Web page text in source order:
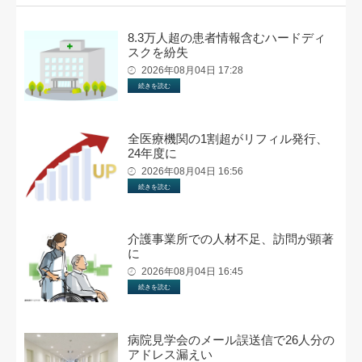
8.3万人超の患者情報含むハードディ
スクを紛失
2026年08月04日 17:28
続きを読む
全医療機関の1割超がリフィル発行、
24年度に
2026年08月04日 16:56
続きを読む
介護事業所での人材不足、訪問が顕著
に
2026年08月04日 16:45
続きを読む
病院見学会のメール誤送信で26人分の
アドレス漏えい